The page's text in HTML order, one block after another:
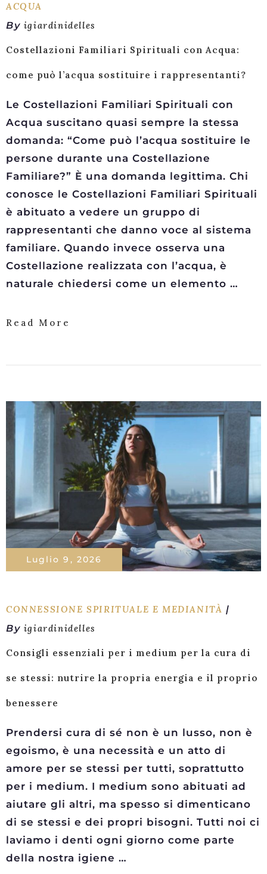
ACQUA
By igiardinidelles
Costellazioni Familiari Spirituali con Acqua:
come può l’acqua sostituire i rappresentanti?
Le Costellazioni Familiari Spirituali con
Acqua suscitano quasi sempre la stessa
domanda: “Come può l’acqua sostituire le
persone durante una Costellazione
Familiare?” È una domanda legittima. Chi
conosce le Costellazioni Familiari Spirituali
è abituato a vedere un gruppo di
rappresentanti che danno voce al sistema
familiare. Quando invece osserva una
Costellazione realizzata con l’acqua, è
naturale chiedersi come un elemento …
Read More
Luglio 9, 2026
CONNESSIONE SPIRITUALE E MEDIANITÀ
By igiardinidelles
Consigli essenziali per i medium per la cura di
se stessi: nutrire la propria energia e il proprio
benessere
Prendersi cura di sé non è un lusso, non è
egoismo, è una necessità e un atto di
amore per se stessi per tutti, soprattutto
per i medium. I medium sono abituati ad
aiutare gli altri, ma spesso si dimenticano
di se stessi e dei propri bisogni. Tutti noi ci
laviamo i denti ogni giorno come parte
della nostra igiene …